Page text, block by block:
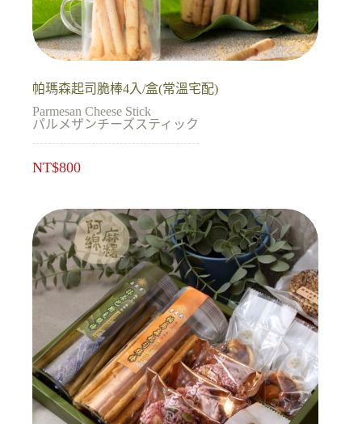
帕瑪森起司脆棒4入/盒(常溫宅配)
Parmesan Cheese Stick
パルメザンチーズスティック
NT$800